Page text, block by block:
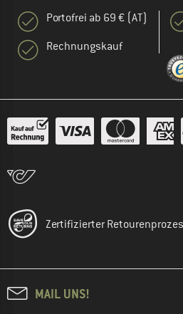
Portofrei ab 69 € (AT)
Rechnungskauf
Zertifizierter
MAIL UNS!